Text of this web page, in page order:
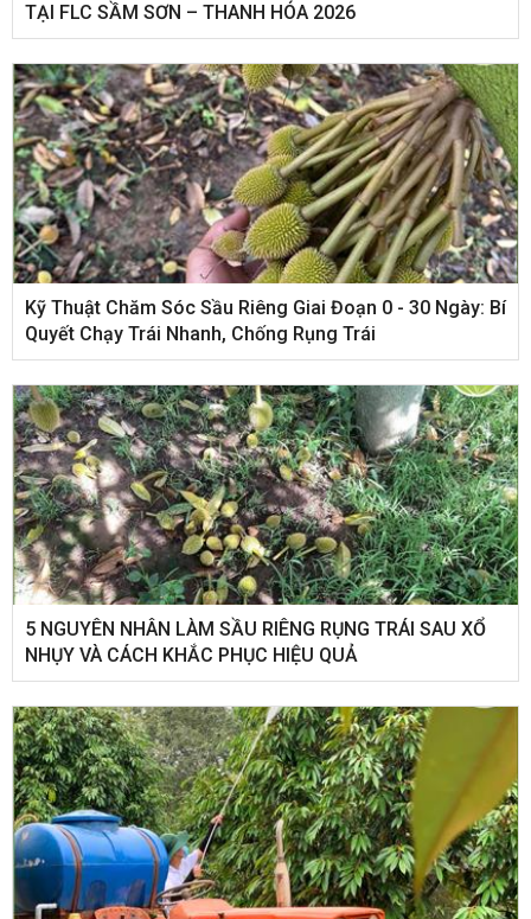
TẠI FLC SẦM SƠN – THANH HÓA 2026
Kỹ Thuật Chăm Sóc Sầu Riêng Giai Đoạn 0 - 30 Ngày: Bí
Quyết Chạy Trái Nhanh, Chống Rụng Trái
5 NGUYÊN NHÂN LÀM SẦU RIÊNG RỤNG TRÁI SAU XỔ
NHỤY VÀ CÁCH KHẮC PHỤC HIỆU QUẢ